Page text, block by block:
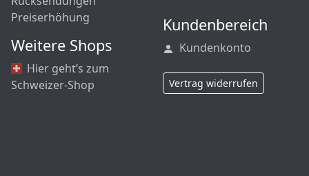
Preiserhöhung
Weitere Shops
Hier geht’s zum
Schweizer-Shop
Kundenbereich
Kundenkonto
Vertrag widerrufen